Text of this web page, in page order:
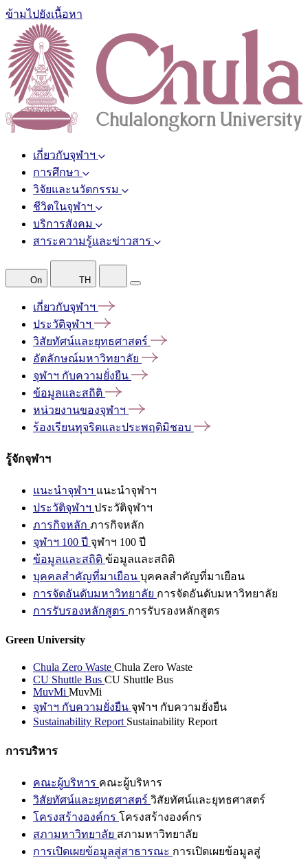
ข้ามไปยังเนื้อหา
เกี่ยวกับจุฬาฯ
การศึกษา
วิจัยและนวัตกรรม
ชีวิตในจุฬาฯ
บริการสังคม
สาระความรู้และข่าวสาร
On TH
เกี่ยวกับจุฬาฯ
ประวัติจุฬาฯ
วิสัยทัศน์และยุทธศาสตร์
อัตลักษณ์มหาวิทยาลัย
จุฬาฯ กับความยั่งยืน
ข้อมูลและสถิติ
หน่วยงานของจุฬาฯ
ร้องเรียนทุจริตและประพฤติมิชอบ
รู้จักจุฬาฯ
แนะนำจุฬาฯ แนะนำจุฬาฯ
ประวัติจุฬาฯ ประวัติจุฬาฯ
ภารกิจหลัก ภารกิจหลัก
จุฬาฯ 100 ปี จุฬาฯ 100 ปี
ข้อมูลและสถิติ ข้อมูลและสถิติ
บุคคลสำคัญที่มาเยือน บุคคลสำคัญที่มาเยือน
การจัดอันดับมหาวิทยาลัย การจัดอันดับมหาวิทยาลัย
การรับรองหลักสูตร การรับรองหลักสูตร
Green University
Chula Zero Waste Chula Zero Waste
CU Shuttle Bus CU Shuttle Bus
MuvMi MuvMi
จุฬาฯ กับความยั่งยืน จุฬาฯ กับความยั่งยืน
Sustainability Report Sustainability Report
การบริหาร
คณะผู้บริหาร คณะผู้บริหาร
วิสัยทัศน์และยุทธศาสตร์ วิสัยทัศน์และยุทธศาสตร์
โครงสร้างองค์กร โครงสร้างองค์กร
สภามหาวิทยาลัย สภามหาวิทยาลัย
การเปิดเผยข้อมูลสู่สาธารณะ การเปิดเผยข้อมูลสู่